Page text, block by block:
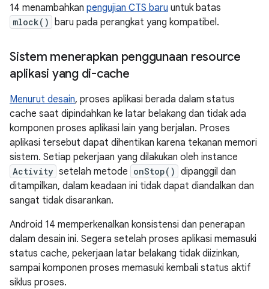
14 menambahkan pengujian CTS baru untuk batas
mlock() baru pada perangkat yang kompatibel.
Sistem menerapkan penggunaan resource
aplikasi yang di-cache
Menurut desain, proses aplikasi berada dalam status
cache saat dipindahkan ke latar belakang dan tidak ada
komponen proses aplikasi lain yang berjalan. Proses
aplikasi tersebut dapat dihentikan karena tekanan memori
sistem. Setiap pekerjaan yang dilakukan oleh instance
Activity setelah metode onStop() dipanggil dan
ditampilkan, dalam keadaan ini tidak dapat diandalkan dan
sangat tidak disarankan.
Android 14 memperkenalkan konsistensi dan penerapan
dalam desain ini. Segera setelah proses aplikasi memasuki
status cache, pekerjaan latar belakang tidak diizinkan,
sampai komponen proses memasuki kembali status aktif
siklus proses.